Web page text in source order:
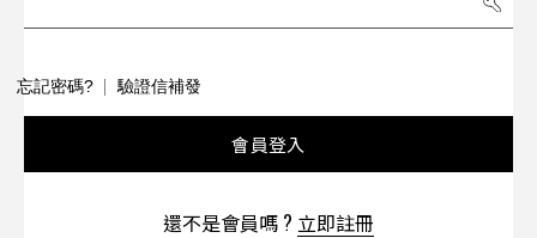
忘記密碼? 驗證信補發
會員登入
還不是會員嗎 ? 立即註冊